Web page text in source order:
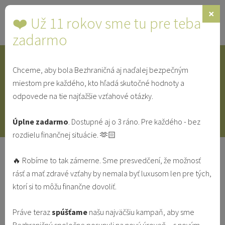
Toggle
IDENTITA SINGLE SVEDECTVÁ
10 pilierov k stavbe pevného vzťahu
VO VZŤAHU
15.4.2021 Vzťahy & Identita
❤️ Už 11 rokov sme tu pre teba
zadarmo
×
Chceme, aby bola Bezhraničná aj naďalej bezpečným
miestom pre každého, kto hľadá skutočné hodnoty a
odpovede na tie najťažšie vzťahové otázky.
Úplne zadarmo. Dostupné aj o 3 ráno. Pre každého - bez
rozdielu finančnej situácie. 🫶🏻
🔥 Robíme to tak zámerne. Sme presvedčení, že možnosť
rásť a mať zdravé vzťahy by nemala byť luxusom len pre tých,
ktorí si to môžu finančne dovoliť.
Práve terazspúšťame našu najväčšiu kampaň, aby sme